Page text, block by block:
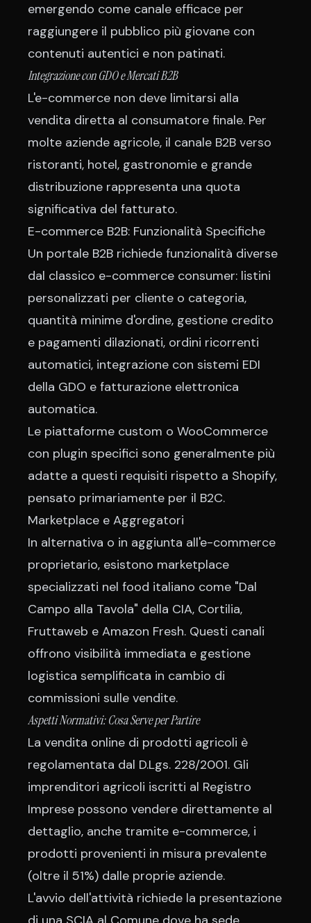
emergendo come canale efficace per
raggiungere il pubblico più giovane con
contenuti autentici e non patinati.
Integrazione con GDO e Mercati B2B
L'e-commerce non deve limitarsi alla
vendita diretta al consumatore finale. Per
molte aziende agricole, il canale B2B verso
ristoranti, hotel, gastronomie e grande
distribuzione rappresenta una quota
significativa del fatturato.
E-commerce B2B: Funzionalità Specifiche
Un portale B2B richiede funzionalità diverse
dal classico e-commerce consumer: listini
personalizzati per cliente o categoria,
quantità minime d'ordine, gestione credito
e pagamenti dilazionati, ordini ricorrenti
automatici, integrazione con sistemi EDI
della GDO e fatturazione elettronica
automatica.
Le piattaforme custom o WooCommerce
con plugin specifici sono generalmente più
adatte a questi requisiti rispetto a Shopify,
pensato primariamente per il B2C.
Marketplace e Aggregatori
In alternativa o in aggiunta all'e-commerce
proprietario, esistono marketplace
specializzati nel food italiano come "Dal
Campo alla Tavola" della CIA, Cortilia,
Fruttaweb e Amazon Fresh. Questi canali
offrono visibilità immediata e gestione
logistica semplificata in cambio di
commissioni sulle vendite.
Aspetti Normativi: Cosa Serve per Partire
La vendita online di prodotti agricoli è
regolamentata dal D.Lgs. 228/2001. Gli
imprenditori agricoli iscritti al Registro
Imprese possono vendere direttamente al
dettaglio, anche tramite e-commerce, i
prodotti provenienti in misura prevalente
(oltre il 51%) dalle proprie aziende.
L'avvio dell'attività richiede la presentazione